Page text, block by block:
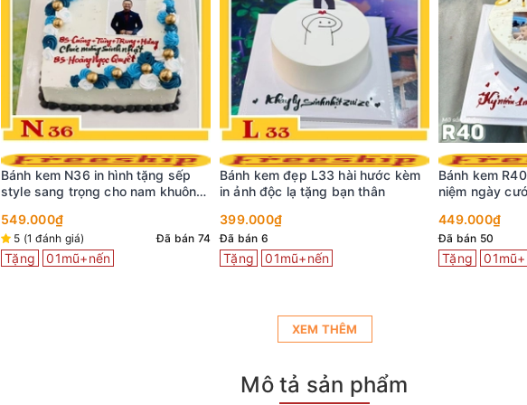
Bánh kem đẹp L33 hài hước kèm
in ảnh độc lạ tặng bạn thân
399.000₫
Đã bán 6
Tặng 01mũ+nến
Bánh kem R40 trái tim trắng kỷ
niệm ngày cưới in ảnh gia đình ý
449.000₫
Đã bán 50
Tặng 01mũ+nến
Bánh kem
kèm lời chúc
399.000₫
5 (3 đánh giá)
Tặng
XEM THÊM
Mô tả sản phẩm